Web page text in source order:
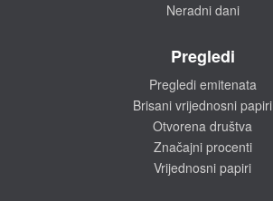
Neradni dani
Pregledi
Pregledi emitenata
Brisani vrijednosni papiri
Otvorena društva
Značajni procenti
Vrijednosni papiri